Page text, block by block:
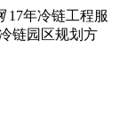
17年冷链工程服
链园区规划方